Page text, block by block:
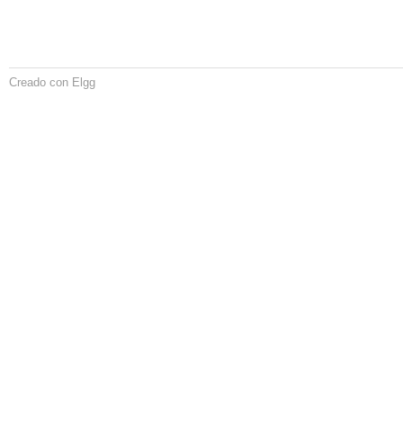
Creado con Elgg